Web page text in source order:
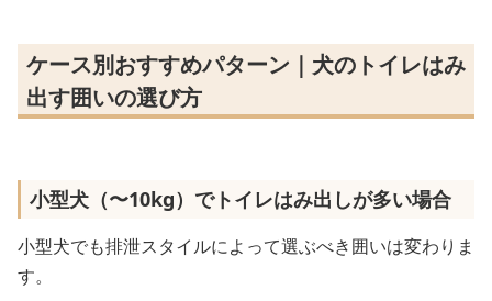
ケース別おすすめパターン｜犬のトイレはみ
出す囲いの選び方
小型犬（〜10kg）でトイレはみ出しが多い場合
小型犬でも排泄スタイルによって選ぶべき囲いは変わりま
す。